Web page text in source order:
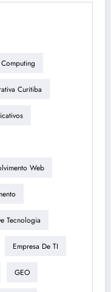
Curitiba
Web
Tecnologia
Empresa De TI
GEO